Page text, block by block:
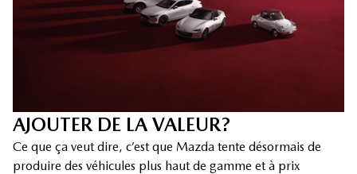
AJOUTER DE LA VALEUR?
Ce que ça veut dire, c’est que Mazda tente désormais de
produire des véhicules plus haut de gamme et à prix